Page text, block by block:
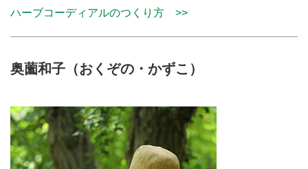
ハーブコーディアルのつくり方 >>
奥薗和子（おくぞの・かずこ）